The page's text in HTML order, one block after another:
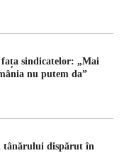
sindicatelor: „Mai
nu putem da”
tânărului dispărut în